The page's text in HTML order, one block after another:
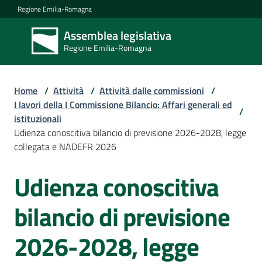
Vai al contenuto
Vai alla navigazione
Vai al footer
Regione Emilia-Romagna
Assemblea legislativa
Regione Emilia-Romagna
Assemblea
legislativa
Regione Emilia-
Assemblea
Argomenti
Home / Attività / Attività dalle commissioni /
I lavori della I Commissione Bilancio: Affari generali ed
istituzionali
/
Udienza conoscitiva bilancio di previsione 2026-2028, legge
collegata e NADEFR 2026
Salta al contenuto
Udienza conoscitiva
bilancio di previsione
2026-2028, legge